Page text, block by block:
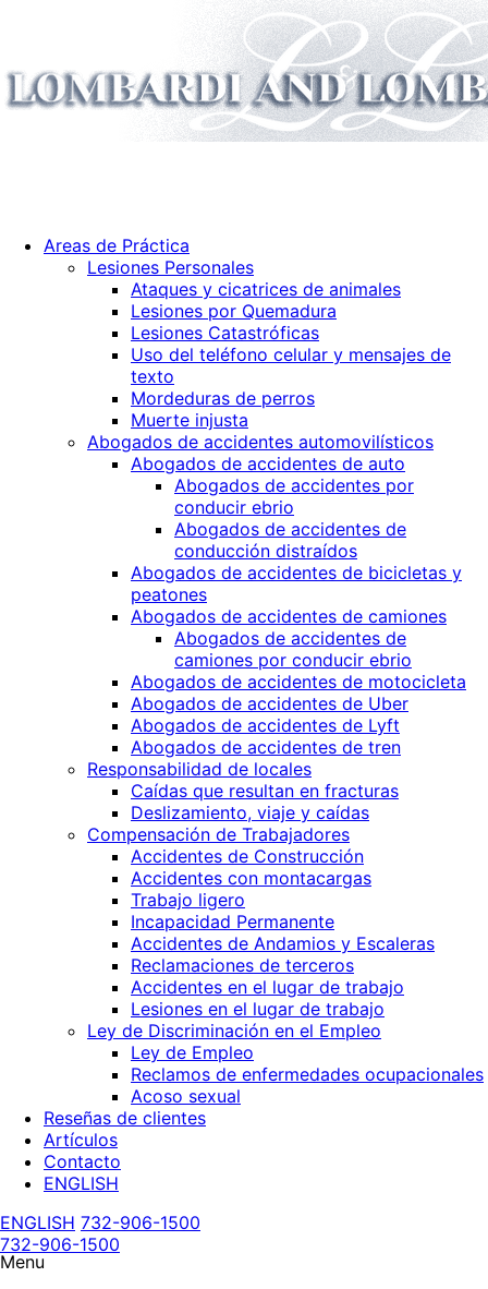
Areas de Práctica
Lesiones Personales
Ataques y cicatrices de animales
Lesiones por Quemadura
Lesiones Catastróficas
Uso del teléfono celular y mensajes de
texto
Mordeduras de perros
Muerte injusta
Abogados de accidentes automovilí­sticos
Abogados de accidentes de auto
Abogados de accidentes por
conducir ebrio
Abogados de accidentes de
conducción distraí­dos
Abogados de accidentes de bicicletas y
peatones
Abogados de accidentes de camiones
Abogados de accidentes de
camiones por conducir ebrio
Abogados de accidentes de motocicleta
Abogados de accidentes de Uber
Abogados de accidentes de Lyft
Abogados de accidentes de tren
Responsabilidad de locales
Caí­das que resultan en fracturas
Deslizamiento, viaje y caí­das
Compensación de Trabajadores
Accidentes de Construcción
Accidentes con montacargas
Trabajo ligero
Incapacidad Permanente
Accidentes de Andamios y Escaleras
Reclamaciones de terceros
Accidentes en el lugar de trabajo
Lesiones en el lugar de trabajo
Ley de Discriminación en el Empleo
Ley de Empleo
Reclamos de enfermedades ocupacionales
Acoso sexual
Reseñas de clientes
Artículos
Contacto
ENGLISH
ENGLISH 732-906-1500
732-906-1500
Menu